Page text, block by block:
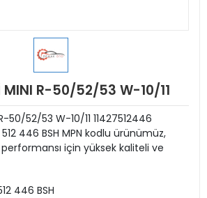
MINI R-50/52/53 W-10/11
R-50/52/53 W-10/11 11427512446
446 BSH MPN kodlu ürünümüz,
için yüksek kaliteli ve
446 BSH